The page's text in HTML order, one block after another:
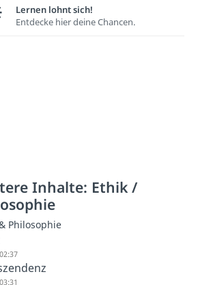
Lernen lohnt sich!
Entdecke hier deine Chancen.
Inhalte: Ethik /
Philosophie